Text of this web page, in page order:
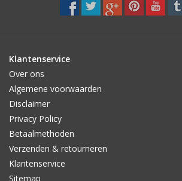
Klantenservice
Over ons
Algemene voorwaarden
Disclaimer
Privacy Policy
Betaalmethoden
Verzenden & retourneren
Klantenservice
Sitemap